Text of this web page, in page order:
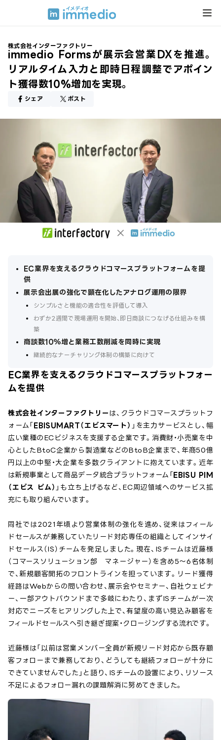
株式会社インターファクトリー
immedio Formsが展示会営業DXを推進。
リアルタイム入力と即時日程調整でアポイン
ト獲得数10%増加を実現。
シェア ポスト
EC業界を支えるクラウドコマースプラットフォームを提
供
展示会出展の強化で顕在化したアナログ運用の限界
シンプルさと機能の適合性を評価して導入
わずか2週間で現場運用を開始、即日商談につなげる仕組みを構
築
商談数10％増と業務工数削減を同時に実現
継続的なナーチャリング体制の構築に向けて
EC業界を支えるクラウドコマースプラットフォー
ムを提供
株式会社インターファクトリー は、クラウドコマースプラットフ
ォーム「 EBISUMART（エビスマート） 」を主力サービスとし、幅
広い業種のECビジネスを支援する企業です。消費財・小売業を中
心としたBtoC企業から製造業などのBtoB企業まで、年商50億
円以上の中堅・大企業を多数クライアントに抱えています。近年
は新規事業として商品データ統合プラットフォーム「 EBISU PIM
（エビス ピム） 」も立ち上げるなど、EC周辺領域へのサービス拡
充にも取り組んでいます。
同社では2021年頃より営業体制の強化を進め、従来はフィール
ドセールスが兼務していたリード対応専任の組織としてインサイ
ドセールス（IS）チームを発足しました。現在、ISチームは近藤様
（コマースソリューション部 マネージャー）を含め5〜6名体制
で、新規顧客開拓のフロントラインを担っています。リード獲得
経路はWebからの問い合わせ、展示会やセミナー、自社ウェビナ
ー、一部アウトバウンドまで多岐にわたり、まずISチームが一次
対応でニーズをヒアリングした上で、有望度の高い見込み顧客を
フィールドセールスへ引き継ぎ提案・クロージングする流れです。
近藤様は「以前は営業メンバー全員が新規リード対応から既存顧
客フォローまで兼務しており、どうしても継続フォローが十分に
できていませんでした」と語り、ISチームの設置により、リソース
不足によるフォロー漏れの課題解消に努めてきました。